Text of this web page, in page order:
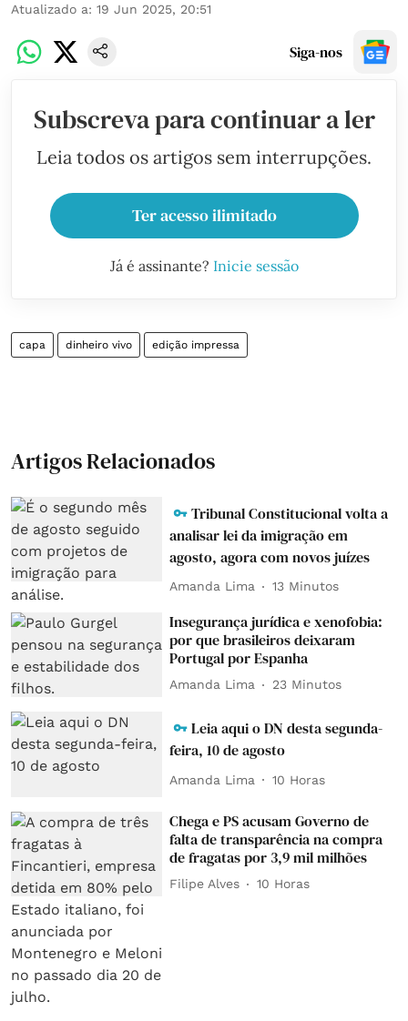
Atualizado a: 19 Jun 2025, 20:51
Siga-nos
Subscreva para continuar a ler
Leia todos os artigos sem interrupções.
Ter acesso ilimitado
Já é assinante? Inicie sessão
capa dinheiro vivo edição impressa
Artigos Relacionados
Tribunal Constitucional volta a
analisar lei da imigração em
agosto, agora com novos juízes
Amanda Lima 13 Minutos
Insegurança jurídica e xenofobia:
por que brasileiros deixaram
Portugal por Espanha
Amanda Lima 23 Minutos
Leia aqui o DN desta segunda-
feira, 10 de agosto
Amanda Lima 10 Horas
Chega e PS acusam Governo de
falta de transparência na compra
de fragatas por 3,9 mil milhões
Filipe Alves 10 Horas